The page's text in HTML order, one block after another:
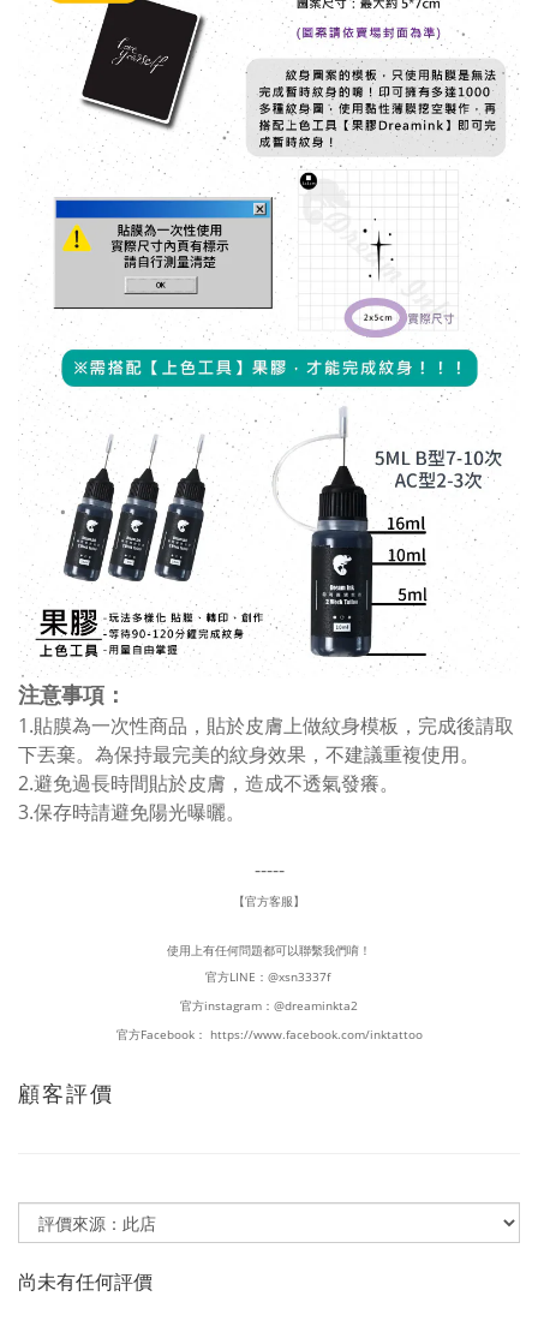
注意事項：
1.貼膜為一次性商品，貼於皮膚上做紋身模板，完成後請取
下丟棄。為保持最完美的紋身效果，不建議重複使用。
2.避免過長時間貼於皮膚，造成不透氣發癢。
3.保存時請避免陽光曝曬。
-----
【官方客服】
使用上有任何問題都可以聯繫我們唷！
官方LINE： @xsn3337f
官方instagram： @dreaminkta2
官方Facebook： https://www.facebook.com/inktattoo
顧客評價
尚未有任何評價